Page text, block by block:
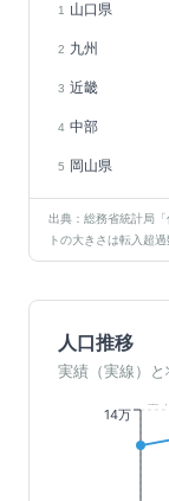
1 山口県
2 九州
3 近畿
4 中部
5 岡山県
出典：総務省統計局
トの大きさは転入超過
人口推移
実績（実線）と
14万